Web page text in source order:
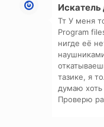
Искатель
Тт У меня
Program
нигде её
тазике, я
думаю хоть
Проверю